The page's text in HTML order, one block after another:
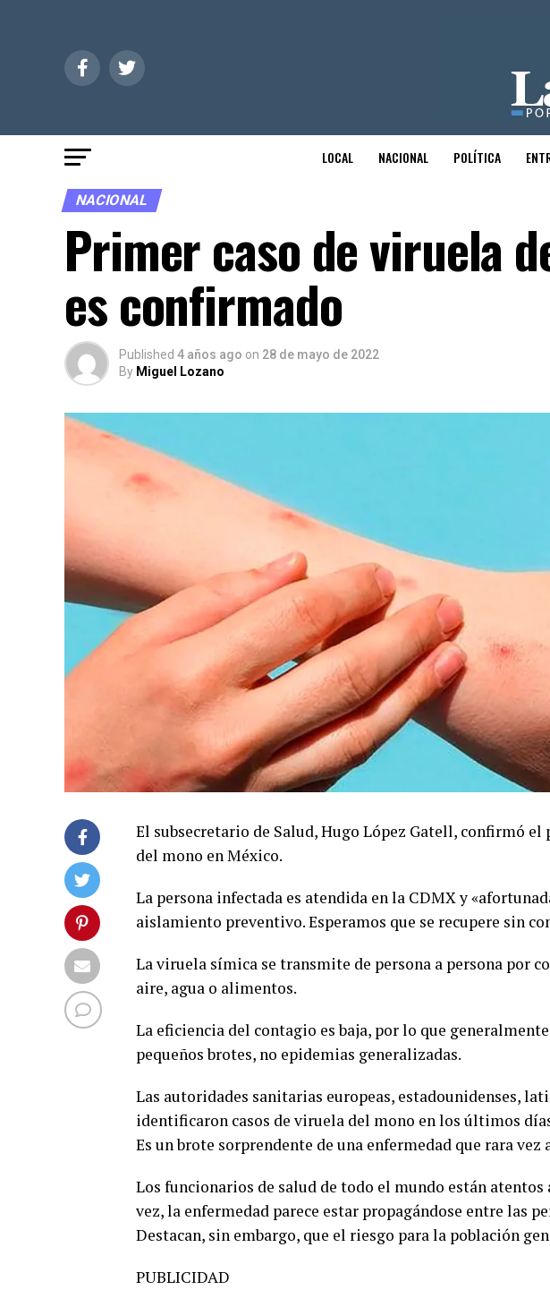
LOCAL NACIONAL POLÍTICA
NACIONAL
Primer caso de viruela
es confirmado
Published 4 años ago on 28 de mayo de 2022
By Miguel Lozano
El subsecretario de Salud, Hugo López Gatell, confirmó
del mono en México.
La persona infectada es atendida en la CDMX y
aislamiento preventivo. Esperamos que se recupere sin
La viruela símica se transmite de persona a persona por
aire, agua o alimentos.
La eficiencia del contagio es baja, por lo que
pequeños brotes, no epidemias generalizadas.
Las autoridades sanitarias europeas, estadounidenses,
identificaron casos de viruela del mono en los últimos
Es un brote sorprendente de una enfermedad que rara vez
Los funcionarios de salud de todo el mundo están atentos
vez, la enfermedad parece estar propagándose entre las
Destacan, sin embargo, que el riesgo para la población
PUBLICIDAD